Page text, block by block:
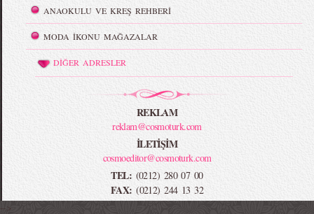
ANAOKULU VE KREŞ REHBERİ
MODA İKONU MAĞAZALAR
DİĞER ADRESLER
REKLAM
reklam@cosmoturk.com
İLETİŞİM
cosmoeditor@cosmoturk.com
TEL: (0212) 280 07 00
FAX: (0212) 244 13 32
-->